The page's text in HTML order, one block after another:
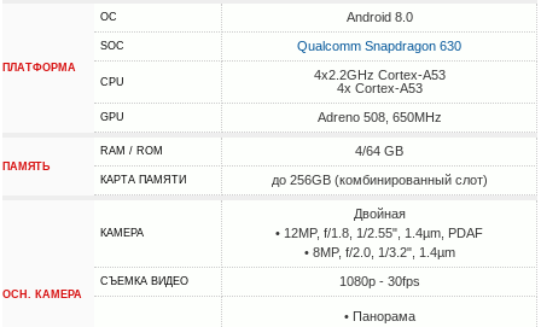
ПЛАТФОРМА
ОС Android 8.0
SOC Qualcomm Snapdragon 630
CPU
4x2.2GHz Cortex-A53
4x Cortex-A53
GPU Adreno 508, 650MHz
ПАМЯТЬ
RAM / ROM 4/64 GB
КАРТА ПАМЯТИ до 256GB (комбинированный слот)
ОСН. КАМЕРА
КАМЕРА
Двойная
• 12MP, f/1.8, 1/2.55", 1.4µm, PDAF
• 8MP, f/2.0, 1/3.2", 1.4µm
СЪЕМКА ВИДЕО 1080p - 30fps
• Панорама